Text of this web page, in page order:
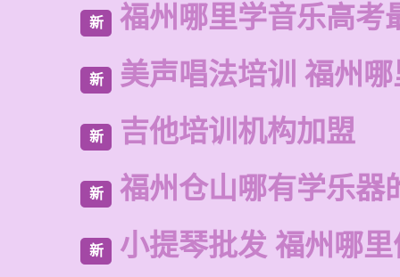
新 福州哪里学音乐高考
新 美声唱法培训 福州
新 吉他培训机构加盟
新 福州仓山哪有学乐器
新 小提琴批发 福州哪